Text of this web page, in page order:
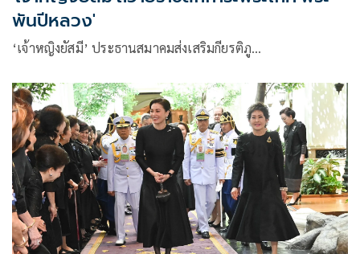
พันปีหลวง'
‘เจ้าหญิงยัสมี’ ประธานสมาคมส่งเสริมกียรติภู…